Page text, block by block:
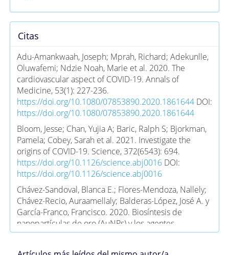
Citas
Adu-Amankwaah, Joseph; Mprah, Richard; Adekunlle,
Oluwafemi; Ndzie Noah, Marie et al. 2020. The
cardiovascular aspect of COVID-19. Annals of
Medicine, 53(1): 227-236.
https://doi.org/10.1080/07853890.2020.1861644DOI:
https://doi.org/10.1080/07853890.2020.1861644
Bloom, Jesse; Chan, Yujia A; Baric, Ralph S; Bjorkman,
Pamela; Cobey, Sarah et al. 2021. Investigate the
origins of COVID-19. Science, 372(6543): 694.
https://doi.org/10.1126/science.abj0016DOI:
https://doi.org/10.1126/science.abj0016
Chávez-Sandoval, Blanca E.; Flores-Mendoza, Nallely;
Chávez-Recio, Auraamellaly; Balderas-López, José A. y
García-Franco, Francisco. 2020. Biosíntesis de
nanopartículas de oro (AuNPs) y los agentes
reductores implicados en el proceso. Mundo Nano.